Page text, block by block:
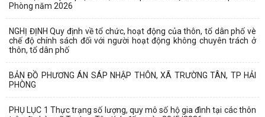
Phòng năm 2026
NGHỊ ĐỊNH Quy định về tổ chức, hoạt động của thôn, tổ dân phố vè
chế độ chính sách đối với người hoạt động không chuyên trách ở
thôn, tổ dân phố
BẢN ĐỒ PHƯƠNG ÁN SÁP NHẬP THÔN, XÃ TRƯỜNG TÂN, TP HẢI
PHÒNG
PHỤ LỤC 1 Thực trạng số lượng, quy mô số hộ gia đình tại các thôn